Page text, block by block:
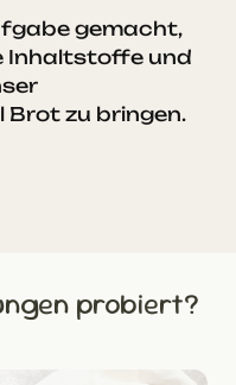
gemacht,
Inhaltstoffe und
zu bringen.
probiert?